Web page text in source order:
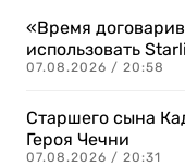
«Время
использовать
07.08.2026 / 20:58
Старшего сына
Героя Чечни
07.08.2026 / 20:31